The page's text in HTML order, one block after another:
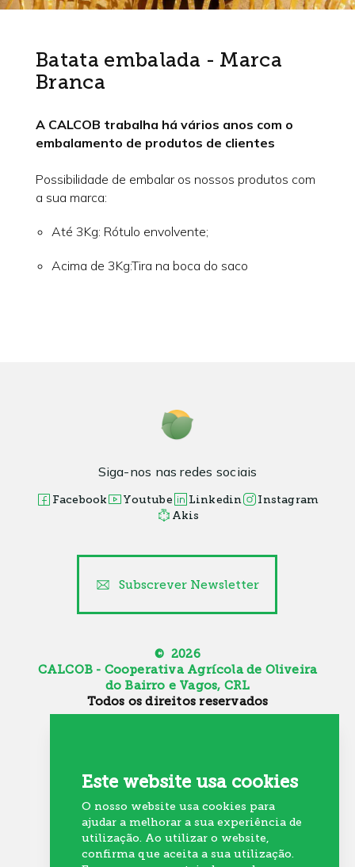
Este website usa cookies
O nosso website usa cookies para
ajudar a melhorar a sua experiência de
utilização. Ao utilizar o website,
confirma que aceita a sua utilização.
Batata embalada - Marca
Branca
A CALCOB trabalha há vários anos com o
embalamento de produtos de clientes
Possibilidade de embalar os nossos produtos com
a sua marca:
Até 3Kg: Rótulo envolvente;
Acima de 3Kg:Tira na boca do saco
Siga-nos nas redes sociais
Facebook Youtube Linkedin
Instagram
Akis
© 2026
CALCOB - Cooperativa Agrícola de Oliveira
do Bairro e Vagos, CRL
Todos os direitos reservados
Resolução Alternativa de Litígios
Recrutamento
Subscrever Newsletter